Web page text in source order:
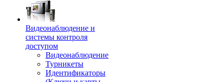
Видеонаблюдение и
системы контроля
доступом
Видеонаблюдение
Турникеты
Идентификаторы